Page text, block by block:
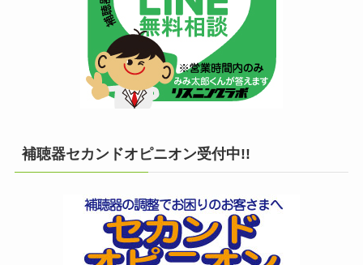
補聴器セカンドオピニオン受付中!!